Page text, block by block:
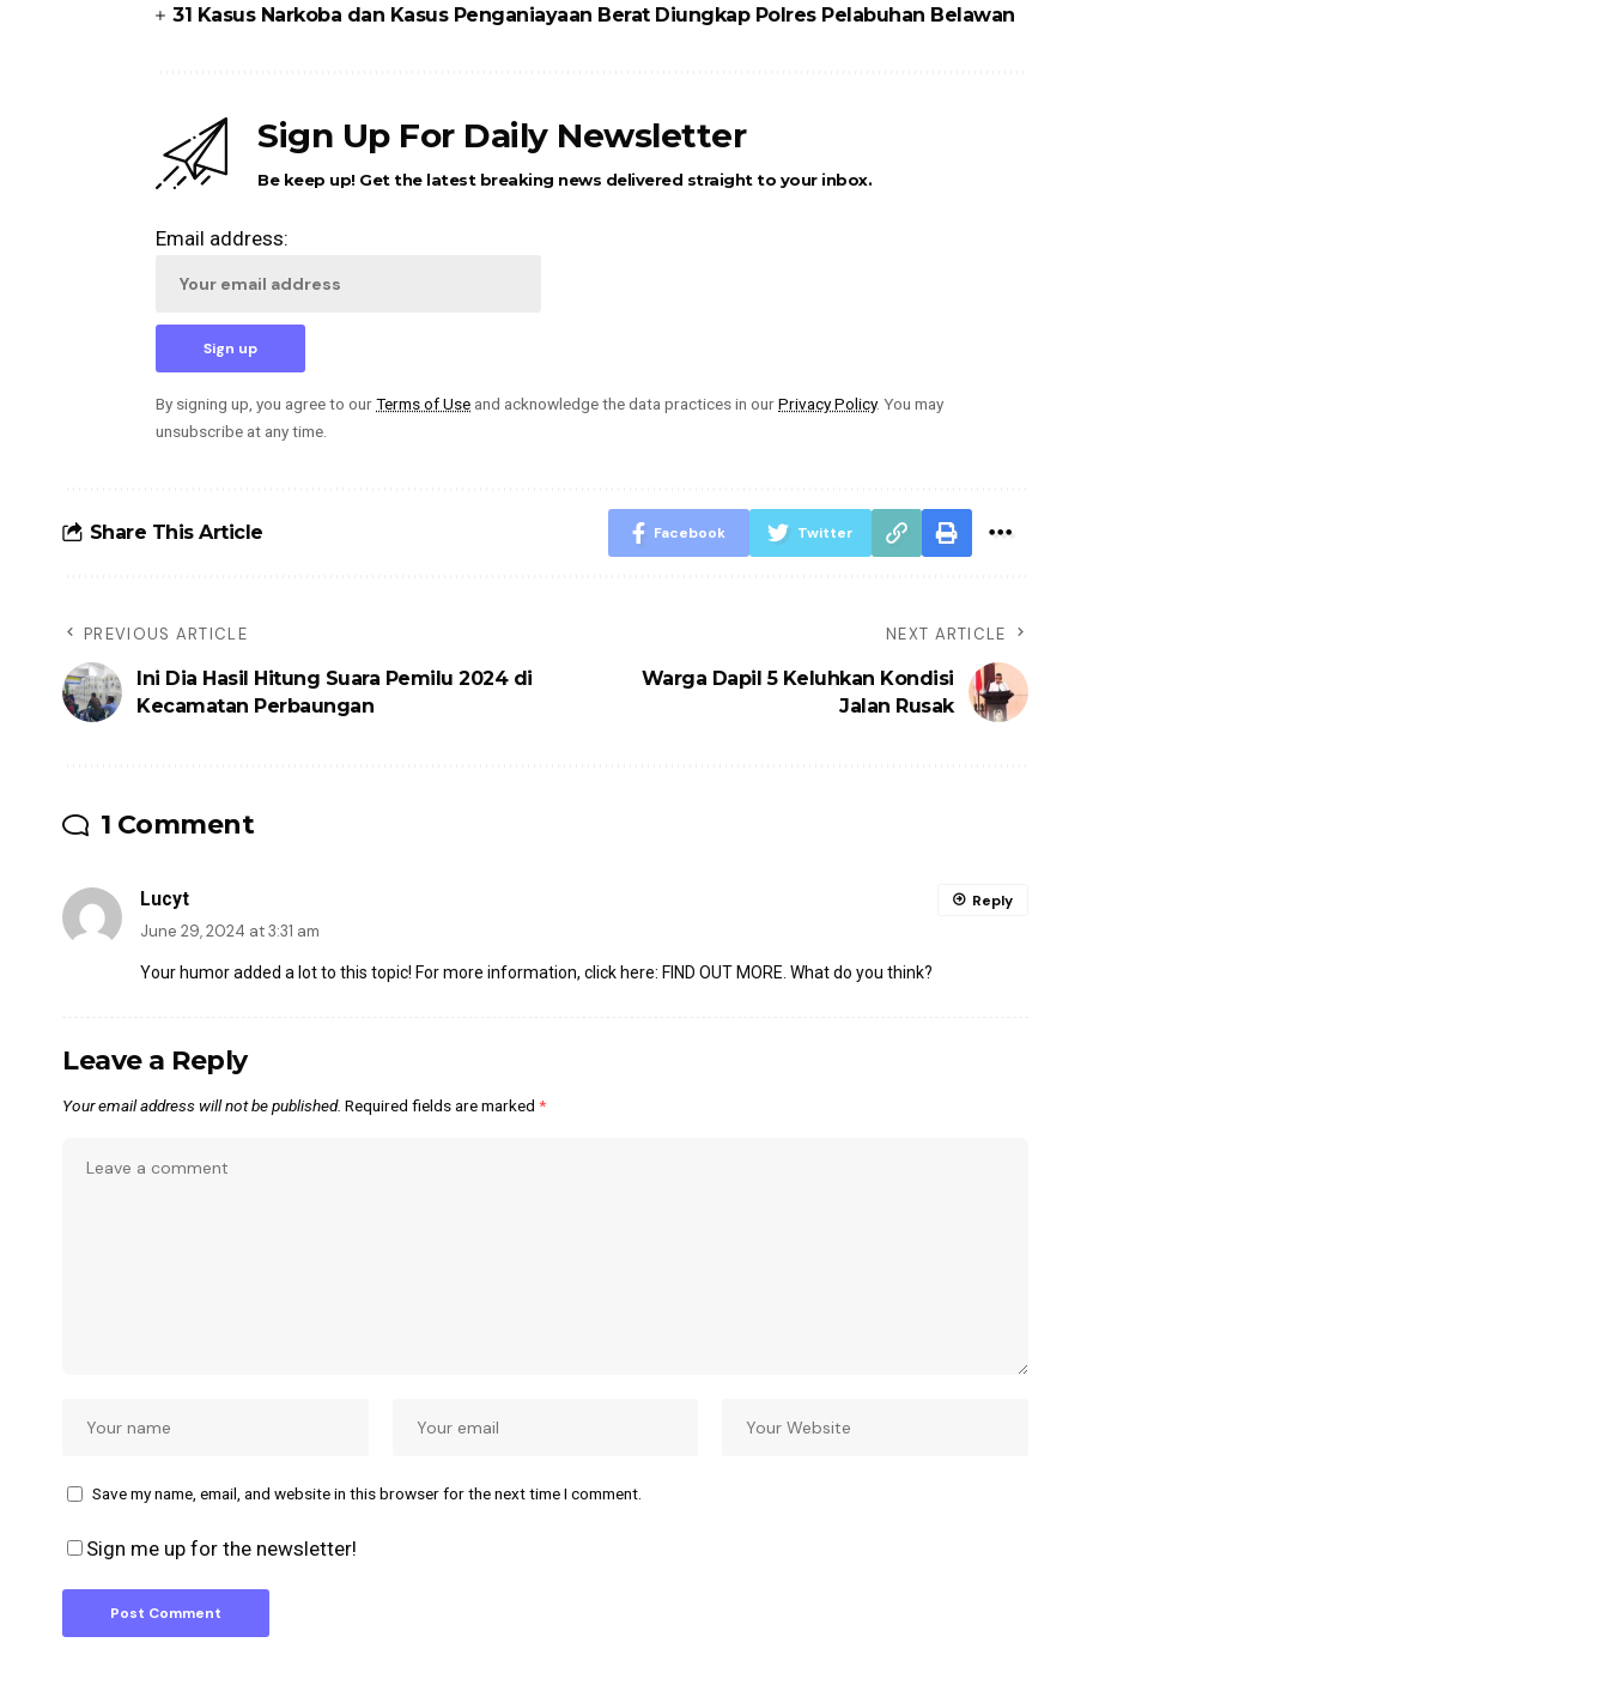
31 Kasus Narkoba dan Kasus Penganiayaan Berat Diungkap Polres Pelabuhan Belawan
Sign Up For Daily Newsletter
Be keep up! Get the latest breaking news delivered straight to your inbox.
Email address:
By signing up, you agree to ourTerms of Use and acknowledge the data practices in ourPrivacy Policy. You may
unsubscribe at any time.
Share This Article Facebook Twitter
PREVIOUS ARTICLE
Ini Dia Hasil Hitung Suara Pemilu 2024 di
Kecamatan Perbaungan
NEXT ARTICLE
Warga Dapil 5 Keluhkan Kondisi
Jalan Rusak
1 Comment
Lucyt
June 29, 2024 at 3:31 am
Your humor added a lot to this topic! For more information, click here: FIND OUT MORE . What do you think?
Reply
Leave a Reply
Your email address will not be published. Required fields are marked *
Save my name, email, and website in this browser for the next time I comment.
Sign me up for the newsletter!